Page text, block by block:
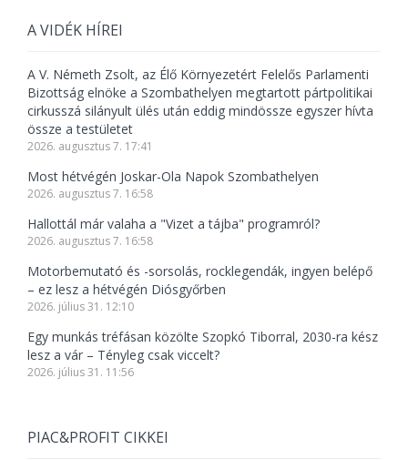
A VIDÉK HÍREI
A V. Németh Zsolt, az Élő Környezetért Felelős Parlamenti
Bizottság elnöke a Szombathelyen megtartott pártpolitikai
cirkusszá silányult ülés után eddig mindössze egyszer hívta
össze a testületet
2026. augusztus 7. 17:41
Most hétvégén Joskar-Ola Napok Szombathelyen
2026. augusztus 7. 16:58
Hallottál már valaha a "Vizet a tájba" programról?
2026. augusztus 7. 16:58
Motorbemutató és -sorsolás, rocklegendák, ingyen belépő
– ez lesz a hétvégén Diósgyőrben
2026. július 31. 12:10
Egy munkás tréfásan közölte Szopkó Tiborral, 2030-ra kész
lesz a vár – Tényleg csak viccelt?
2026. július 31. 11:56
PIAC&PROFIT CIKKEI